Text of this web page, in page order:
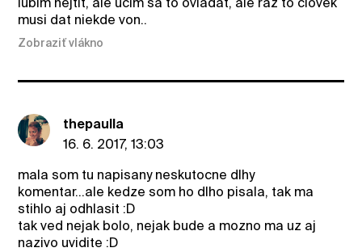
musi dat niekde von..
Zobraziť vlákno
thepaulla
16. 6. 2017, 13:03
mala som tu napisany neskutocne dlhy
komentar...ale kedze som ho dlho pisala, tak ma
stihlo aj odhlasit :D
tak ved nejak bolo, nejak bude a mozno ma uz aj
nazivo uvidite :D